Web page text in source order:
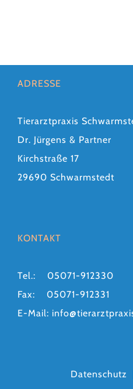
ADRESSE
Tierarztpraxis
Dr. Jürgens & Partner
Kirchstraße 17
29690 Schwarmstedt
KONTAKT
Tel.: 05071-912330
Fax: 05071-912331
E-Mail:
Datenschutz